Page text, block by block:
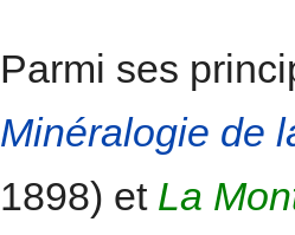
Parmi ses
Minéralogie de
1898) et La